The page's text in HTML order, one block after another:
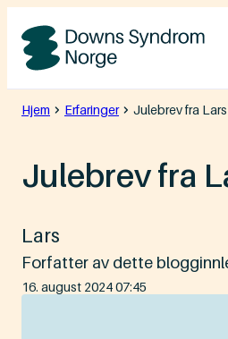
Hopp
Downs
Syndrom
Hjem Erfaringer Julebrev fra Lars
Julebrev fra
Lars
Forfatter av dette
Lagt
ut
16. august 2024 07:45